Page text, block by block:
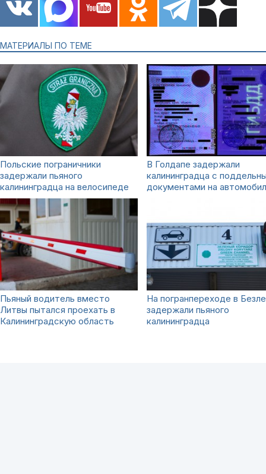
МАТЕРИАЛЫ ПО ТЕМЕ
Польские пограничники
задержали пьяного
калининградца на велосипеде
В Голдапе задержали
калининградца с
документами на
Пьяный водитель вместо
Литвы пытался проехать в
Калининградскую область
На погранпереходе в
задержали пьяного
калининградца